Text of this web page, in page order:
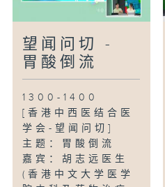
望闻问切 -
胃酸倒流
1300-1400
[香港中西医结合医
学会-望闻问切]
主题：胃酸倒流
嘉宾：胡志远医生
(香港中文大学医学